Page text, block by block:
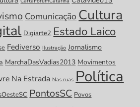
Comunicação Cultura
Digiarte2 Estado Laico
Fediverso Ilustração Jornalismo
MarchaDasVadias2013 Movimentos
Na Estrada Nas ruas Política
PontosSC Povos